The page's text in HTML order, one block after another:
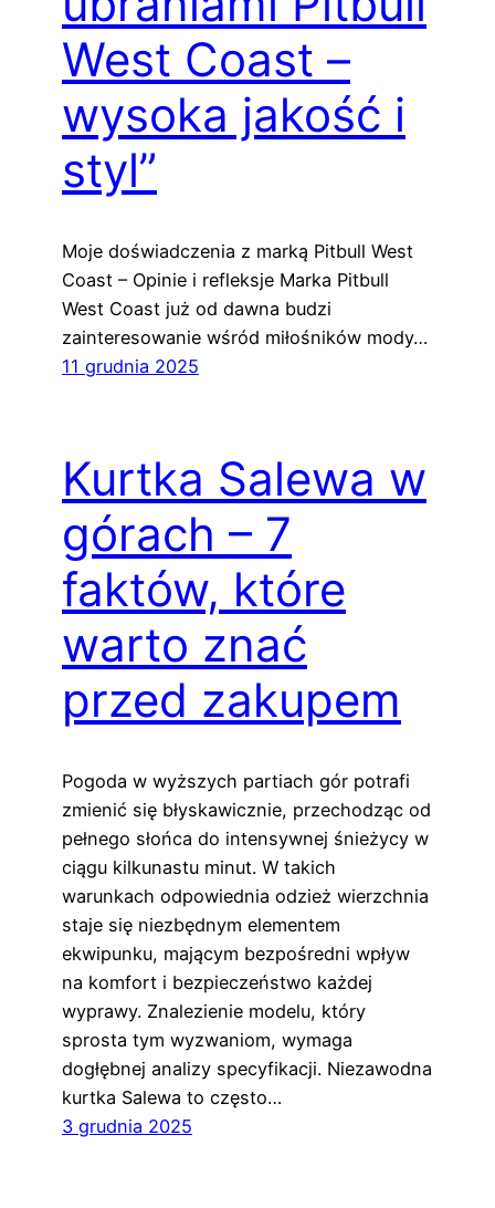
West Coast –
wysoka jakość i
styl”
Moje doświadczenia z marką Pitbull West
Coast – Opinie i refleksje Marka Pitbull
West Coast już od dawna budzi
zainteresowanie wśród miłośników mody…
11 grudnia 2025
Kurtka Salewa w
górach – 7
faktów, które
warto znać
przed zakupem
Pogoda w wyższych partiach gór potrafi
zmienić się błyskawicznie, przechodząc od
pełnego słońca do intensywnej śnieżycy w
ciągu kilkunastu minut. W takich
warunkach odpowiednia odzież wierzchnia
staje się niezbędnym elementem
ekwipunku, mającym bezpośredni wpływ
na komfort i bezpieczeństwo każdej
wyprawy. Znalezienie modelu, który
sprosta tym wyzwaniom, wymaga
dogłębnej analizy specyfikacji. Niezawodna
kurtka Salewa to często…
3 grudnia 2025